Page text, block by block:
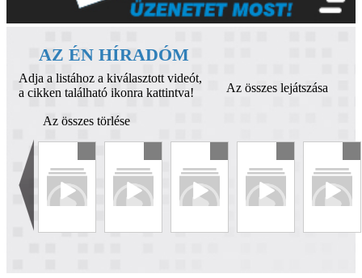
AZ ÉN HÍRADÓM
Adja a listához a kiválasztott videót,
a cikken található ikonra kattintva!
Az összes lejátszása
Az összes törlése